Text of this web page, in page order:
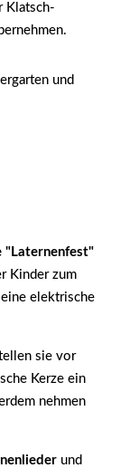
Klatsch-
"Laternenfest"
Kinder zum
elektrische
sie vor
Kerze ein
nehmen
und